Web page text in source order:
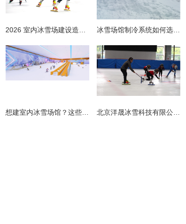
冰雪场馆制冷系统如何选择更节能？从设计到运维的全链路节能指南
北京洋晟冰雪科技有限公司扎根首都北京，是国内领先的室内冰雪场馆建设一站式服务商。